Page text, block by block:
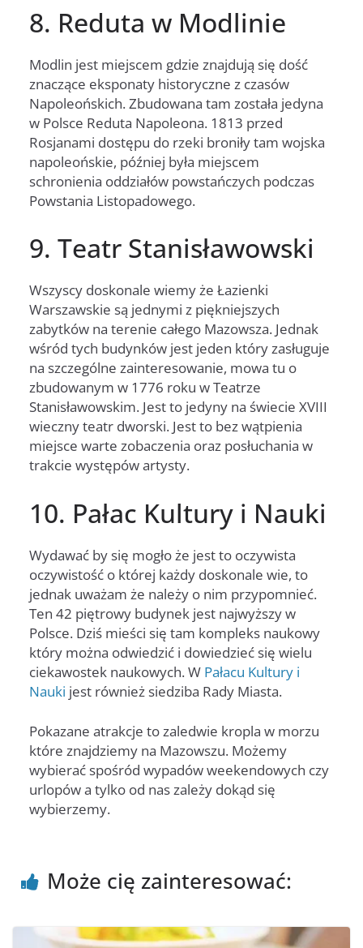
8. Reduta w Modlinie
Modlin jest miejscem gdzie znajdują się dość
znaczące eksponaty historyczne z czasów
Napoleońskich. Zbudowana tam została jedyna
w Polsce Reduta Napoleona. 1813 przed
Rosjanami dostępu do rzeki broniły tam wojska
napoleońskie, później była miejscem
schronienia oddziałów powstańczych podczas
Powstania Listopadowego.
9. Teatr Stanisławowski
Wszyscy doskonale wiemy że Łazienki
Warszawskie są jednymi z piękniejszych
zabytków na terenie całego Mazowsza. Jednak
wśród tych budynków jest jeden który zasługuje
na szczególne zainteresowanie, mowa tu o
zbudowanym w 1776 roku w Teatrze
Stanisławowskim. Jest to jedyny na świecie XVIII
wieczny teatr dworski. Jest to bez wątpienia
miejsce warte zobaczenia oraz posłuchania w
trakcie występów artysty.
10. Pałac Kultury i Nauki
Wydawać by się mogło że jest to oczywista
oczywistość o której każdy doskonale wie, to
jednak uważam że należy o nim przypomnieć.
Ten 42 piętrowy budynek jest najwyższy w
Polsce. Dziś mieści się tam kompleks naukowy
który można odwiedzić i dowiedzieć się wielu
ciekawostek naukowych. W Pałacu Kultury i
Nauki jest również siedziba Rady Miasta.
Pokazane atrakcje to zaledwie kropla w morzu
które znajdziemy na Mazowszu. Możemy
wybierać spośród wypadów weekendowych czy
urlopów a tylko od nas zależy dokąd się
wybierzemy.
Może cię zainteresować: